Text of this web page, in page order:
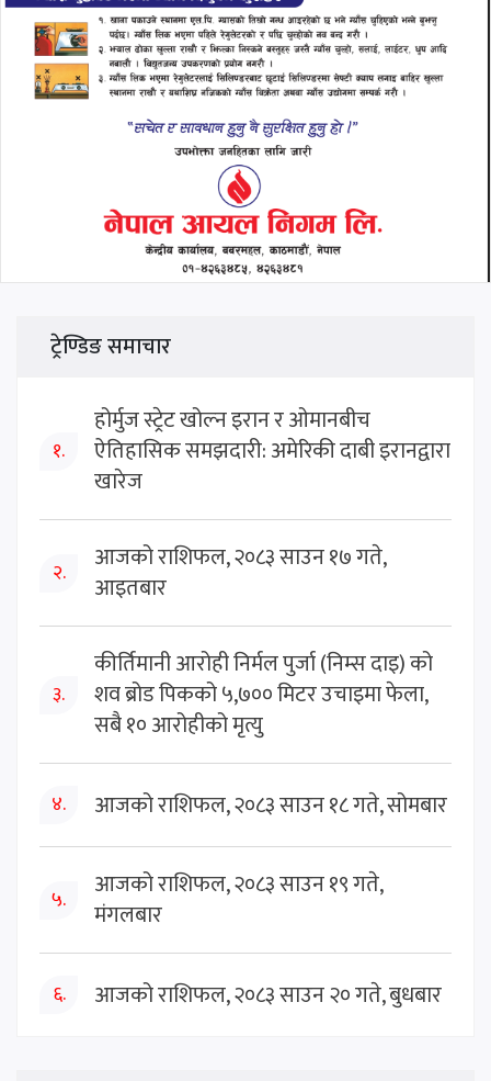
ट्रेण्डिङ समाचार
१.
होर्मुज स्ट्रेट खोल्न इरान र ओमानबीच
ऐतिहासिक समझदारी: अमेरिकी दाबी इरानद्वारा
खारेज
२.
आजको राशिफल, २०८३ साउन १७ गते,
आइतबार
३.
कीर्तिमानी आरोही निर्मल पुर्जा (निम्स दाइ) को
शव ब्रोड पिकको ५,७०० मिटर उचाइमा फेला,
सबै १० आरोहीको मृत्यु
४. आजको राशिफल, २०८३ साउन १८ गते, सोमबार
५.
आजको राशिफल, २०८३ साउन १९ गते,
मंगलबार
६. आजको राशिफल, २०८३ साउन २० गते, बुधबार